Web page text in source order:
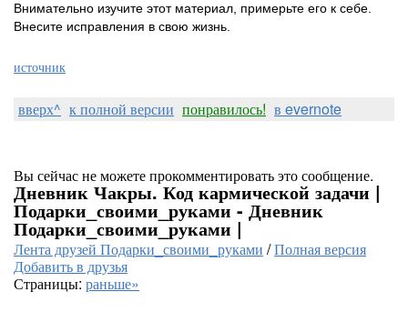
Внимательно изучите этот материал, примерьте его к себе.
Внесите исправления в свою жизнь.
источник
вверх^ к полной версии понравилось! в evernote
Вы сейчас не можете прокомментировать это сообщение.
Дневник Чакры. Код кармической задачи |
Подарки_своими_руками - Дневник
Подарки_своими_руками |
Лента друзей Подарки_своими_руками /Полная версия
Добавить в друзья
Страницы: раньше»